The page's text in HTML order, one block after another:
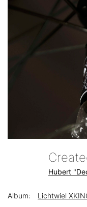
Hubert
Album: Lichtwiel